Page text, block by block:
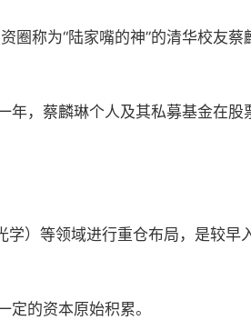
称为“陆家嘴的神”的清华校友
年，蔡麟琳个人及其私募基金在股
）等领域进行重仓布局，是较早
的资本原始积累。